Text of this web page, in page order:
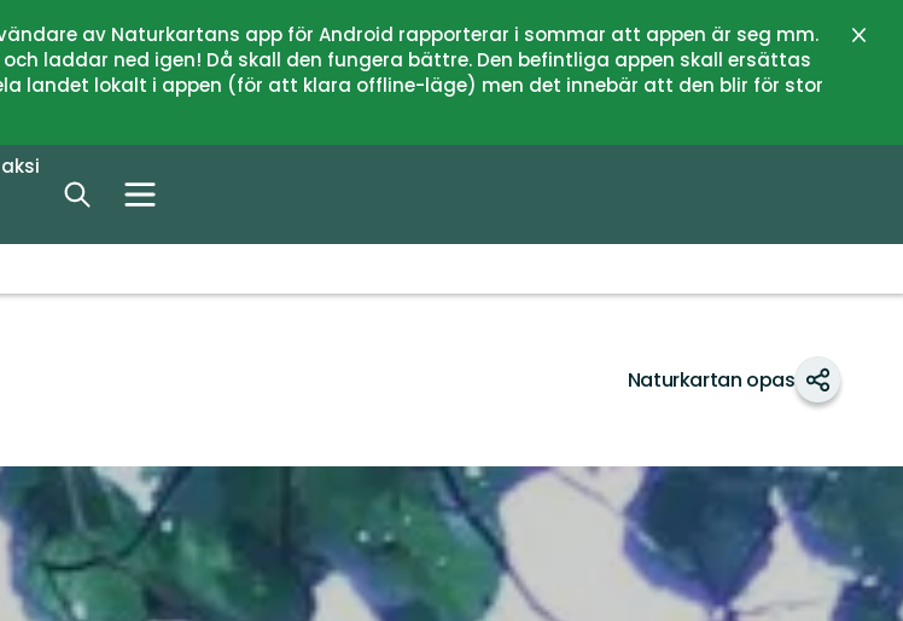
av Naturkartans app för Android rapporterar i sommar att appen är seg mm.
laddar ned igen! Då skall den fungera bättre. Den befintliga appen skall ersättas
landet lokalt i appen (för att klara offline-läge) men det innebär att den blir för stor
Sulje
Naturkartan opas
Jaa